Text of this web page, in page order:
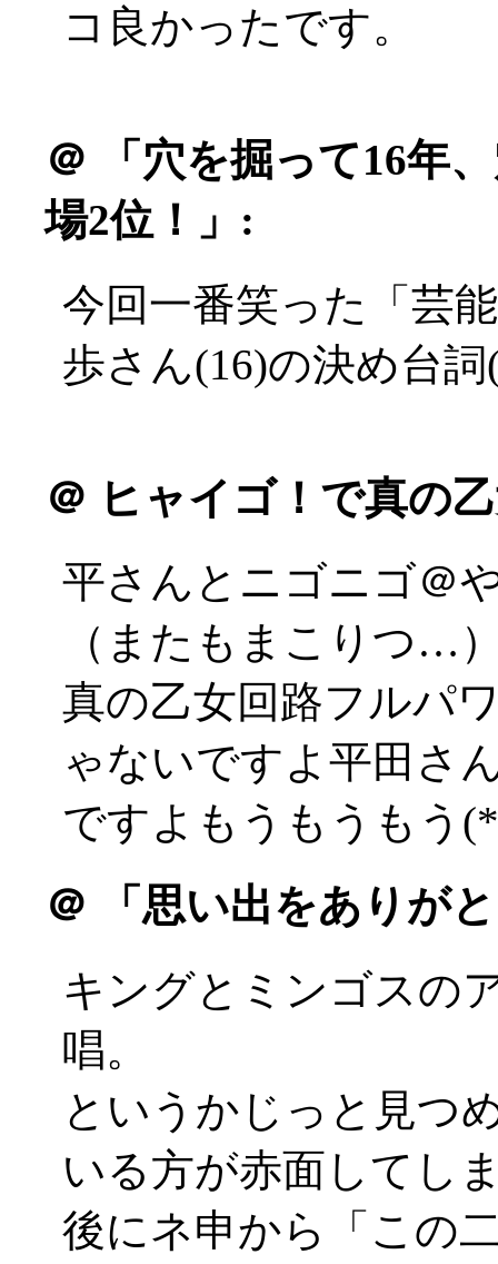
コ良かったです。
＠ 「穴を掘って16年
場2位！」:
今回一番笑った「芸
歩さん(16)の決め台詞
＠ ヒャイゴ！で真の
平さんとニゴニゴ＠
（またもまこりつ…
真の乙女回路フルパ
ゃないですよ平田さ
ですよもうもうもう
＠ 「思い出をありが
キングとミンゴスの
唱。
というかじっと見つ
いる方が赤面してし
後にネ申から「この